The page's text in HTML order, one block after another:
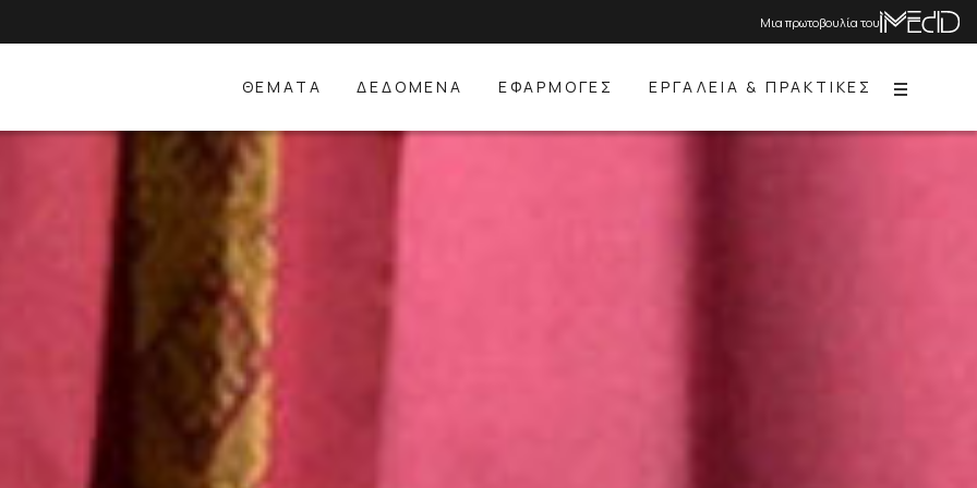
Μια πρωτοβουλία του
ΘΕΜΑΤΑ ΔΕΔΟΜΕΝΑ ΕΦΑΡΜΟΓΕΣ ΕΡΓΑΛΕΙΑ & ΠΡΑΚΤΙΚΕΣ Menu